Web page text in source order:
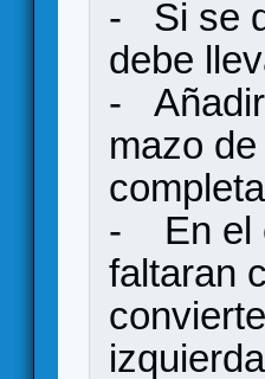
- Si se
debe
- Añadir
mazo
- En el
faltaran